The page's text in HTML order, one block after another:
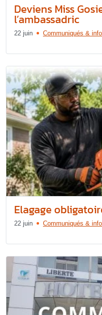
Deviens Miss
l’ambassadric
22 juin Communiqués &
Elagage
22 juin Communiqués &